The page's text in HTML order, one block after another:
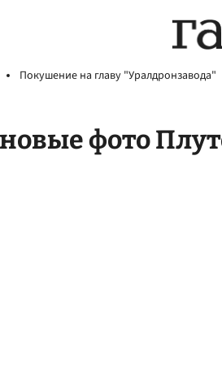
Покушение на главу "Уралдронзавода"
фото